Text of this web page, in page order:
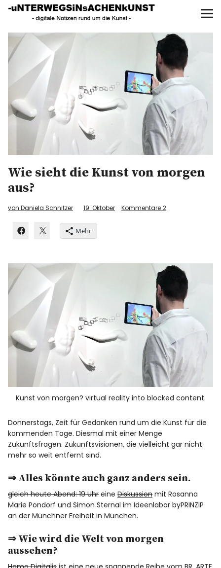
UNTERWEGS IN SACHEN
KUNST
Start
AKTUELLE AUSSTELLUNGEN
KUNSTSPAZIERGÄNGE
ÜBER
UNSER BUCH
f
Wie sieht die Kunst von morgen
aus?
von Daniela Schnitzer 19. Oktober Kommentare 2
Mehr
Kunst von morgen? virtual reality into blocked content.
Donnerstags, Zeit für Gedanken rund um die Kunst für die
kommenden Tage. Diesmal mit einer Menge
Zukunftsfragen. Zukunftsvisionen, die vielleicht gar nicht
mehr so weit entfernt sind.
⇒ Alles könnte auch ganz anders sein.
gleich heute Abend: 19 UhreineDiskussionmit Rosanna
Marie Pondorf und Simon Sternal im Ideenlabor byPRINZIP
an der Münchner Freiheit in München.
⇒ Wie wird die Welt von morgen
aussehen?